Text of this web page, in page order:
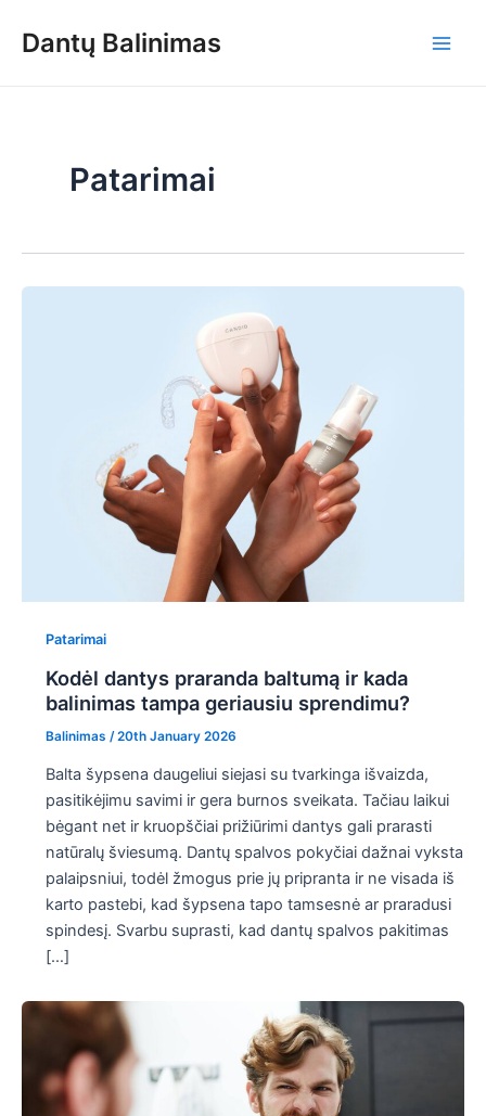
Dantų Balinimas
Patarimai
Patarimai
Kodėl dantys praranda baltumą ir kada
balinimas tampa geriausiu sprendimu?
Balinimas /20th January 2026
Balta šypsena daugeliui siejasi su tvarkinga išvaizda,
pasitikėjimu savimi ir gera burnos sveikata. Tačiau laikui
bėgant net ir kruopščiai prižiūrimi dantys gali prarasti
natūralų šviesumą. Dantų spalvos pokyčiai dažnai vyksta
palaipsniui, todėl žmogus prie jų pripranta ir ne visada iš
karto pastebi, kad šypsena tapo tamsesnė ar praradusi
spindesį. Svarbu suprasti, kad dantų spalvos pakitimas
[…]